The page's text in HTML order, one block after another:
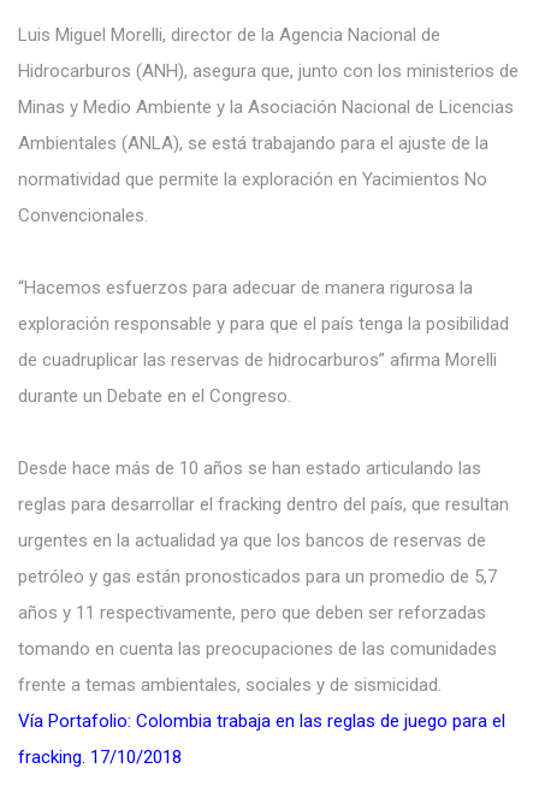
Luis Miguel Morelli, director de la Agencia Nacional de
Hidrocarburos (ANH), asegura que, junto con los ministerios de
Minas y Medio Ambiente y la Asociación Nacional de Licencias
Ambientales (ANLA), se está trabajando para el ajuste de la
normatividad que permite la exploración en Yacimientos No
Convencionales.
“Hacemos esfuerzos para adecuar de manera rigurosa la
exploración responsable y para que el país tenga la posibilidad
de cuadruplicar las reservas de hidrocarburos” afirma Morelli
durante un Debate en el Congreso.
Desde hace más de 10 años se han estado articulando las
reglas para desarrollar el fracking dentro del país, que resultan
urgentes en la actualidad ya que los bancos de reservas de
petróleo y gas están pronosticados para un promedio de 5,7
años y 11 respectivamente, pero que deben ser reforzadas
tomando en cuenta las preocupaciones de las comunidades
frente a temas ambientales, sociales y de sismicidad.
Vía Portafolio: Colombia trabaja en las reglas de juego para el
fracking. 17/10/2018